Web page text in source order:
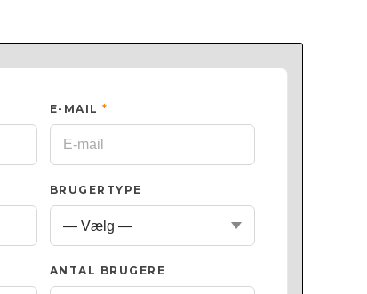
E-MAIL *
BRUGERTYPE
ANTAL BRUGERE